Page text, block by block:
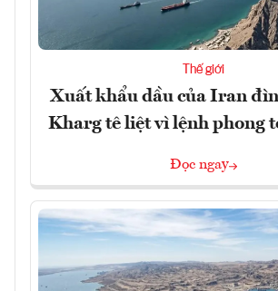
Thế giới
Xuất khẩu dầu của Iran
Kharg tê liệt vì lệnh phong
Đọc ngay